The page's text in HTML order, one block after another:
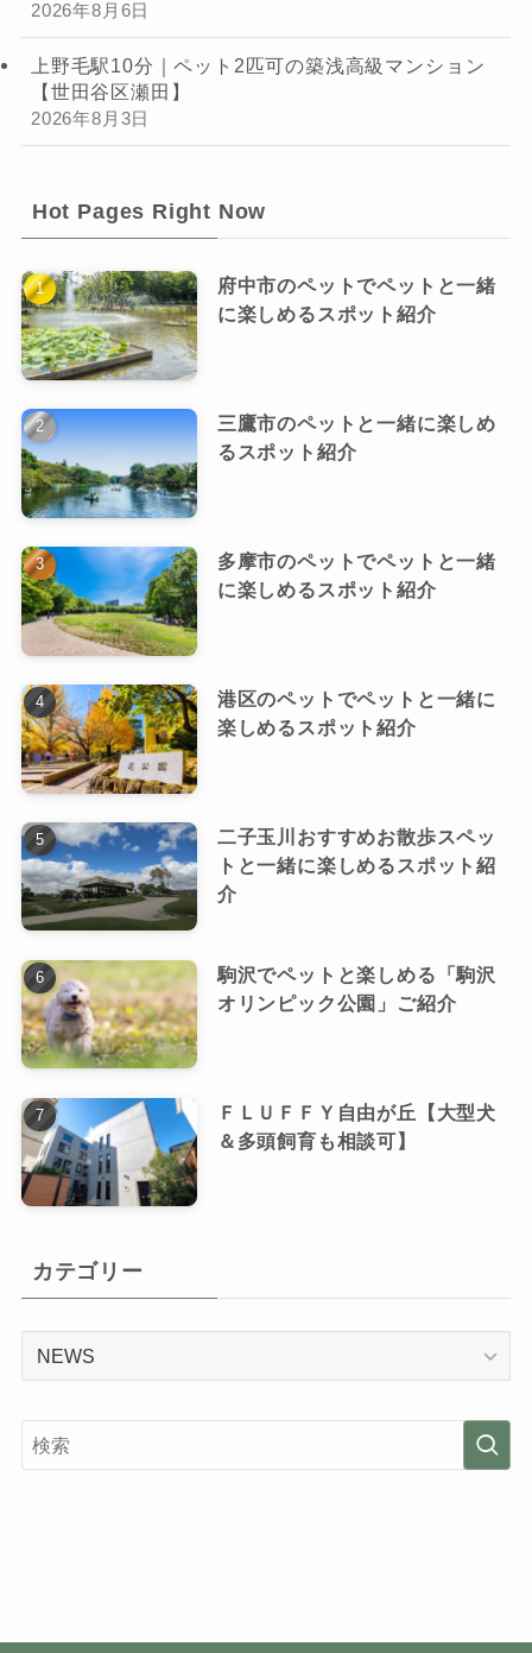
2026年8月6日
上野毛駅10分｜ペット2匹可の築浅高級マンション
【世田谷区瀬田】
2026年8月3日
Hot Pages Right Now
府中市のペットでペットと一緒
に楽しめるスポット紹介
三鷹市のペットと一緒に楽しめ
るスポット紹介
多摩市のペットでペットと一緒
に楽しめるスポット紹介
港区のペットでペットと一緒に
楽しめるスポット紹介
二子玉川おすすめお散歩スペッ
トと一緒に楽しめるスポット紹
介
駒沢でペットと楽しめる「駒沢
オリンピック公園」ご紹介
ＦＬＵＦＦＹ自由が丘【大型犬
＆多頭飼育も相談可】
カテゴリー
カ
リ
ー